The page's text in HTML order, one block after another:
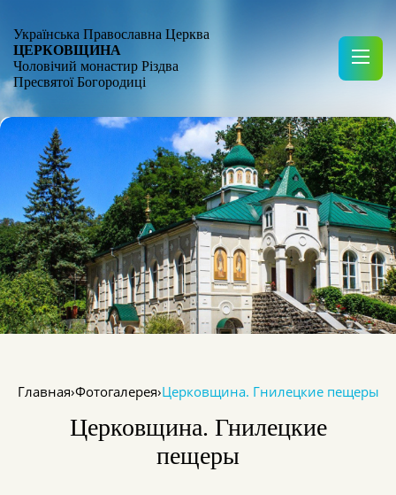
Українська Православна Церква
ЦЕРКОВЩИНА
Чоловічий монастир Різдва
Пресвятої Богородиці
Главная›Фотогалерея›Церковщина. Гнилецкие пещеры
Церковщина. Гнилецкие
пещеры